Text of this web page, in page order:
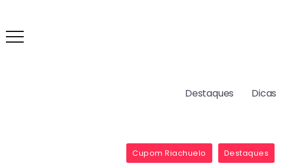
Destaques Dicas
Cupom Riachuelo Destaques